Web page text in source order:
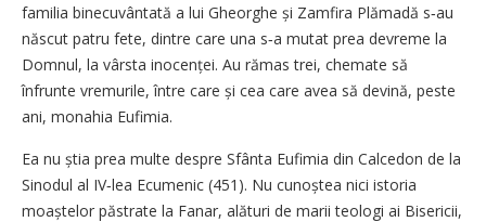
familia binecuvântată a lui Gheorghe și Zamfira Plămadă s‑au
născut patru fete, dintre care una s‑a mutat prea devreme la
Domnul, la vârsta inocenței. Au rămas trei, chemate să
înfrunte vremurile, între care și cea care avea să devină, peste
ani, monahia Eufimia.
Ea nu știa prea multe despre Sfânta Eufimia din Calcedon de la
Sinodul al IV‑lea Ecumenic (451). Nu cunoștea nici istoria
moaștelor păstrate la Fanar, alături de marii teologi ai Bisericii,